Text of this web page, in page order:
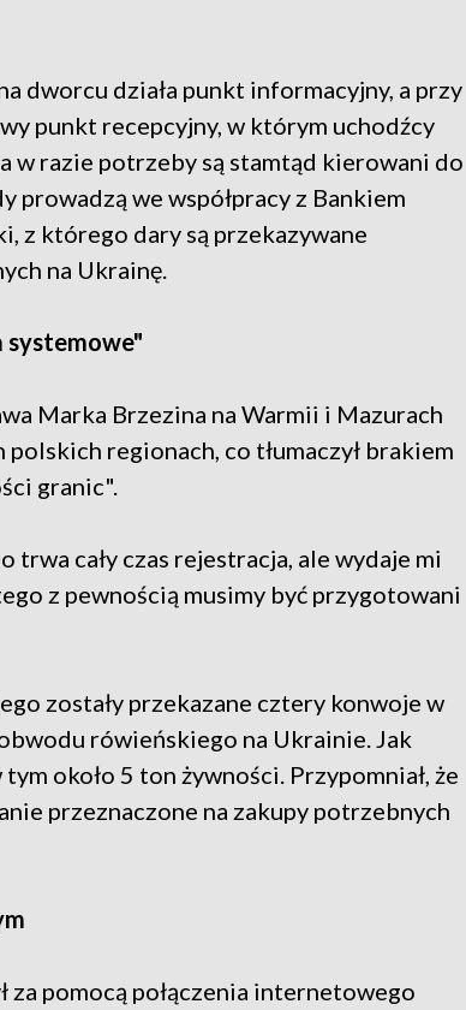
dworcu działa punkt informacyjny, a przy
punkt recepcyjny, w którym uchodźcy
w razie potrzeby są stamtąd kierowani do
prowadzą we współpracy z Bankiem
z którego dary są przekazywane
na Ukrainę.
systemowe"
Marka Brzezina na Warmii i Mazurach
regionach, co tłumaczył brakiem
granic".
trwa cały czas rejestracja, ale wydaje mi
z pewnością musimy być przygotowani
zostały przekazane cztery konwoje w
rówieńskiego na Ukrainie. Jak
około 5 ton żywności. Przypomniał, że
przeznaczone na zakupy potrzebnych
pomocą połączenia internetowego